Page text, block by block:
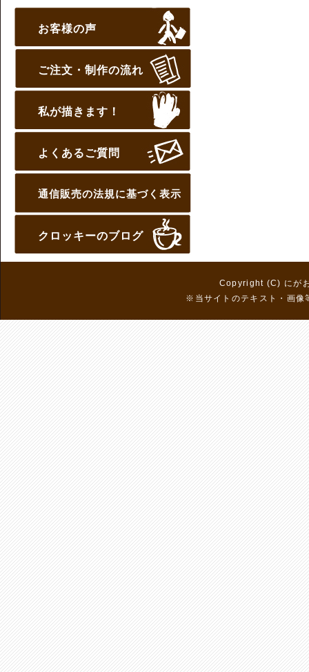
お客様の声
ご注文・制作の流れ
私が描きます！
よくあるご質問
通信販売の法規に基づく表示
クロッキーのブログ
Copyright (C) にが
※当サイトのテキスト・画像